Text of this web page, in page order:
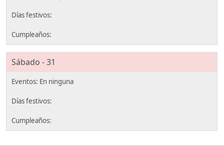
Sábado - 31